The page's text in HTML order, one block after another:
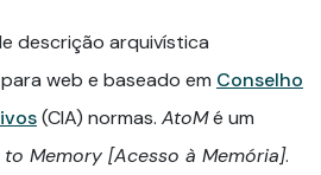
descrição arquivística
web e baseado em Conselho
(CIA) normas. AtoMé um
Memory [Acesso à Memória].